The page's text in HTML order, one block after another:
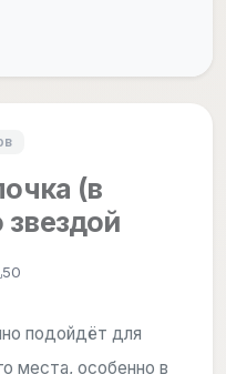
(в
50
подойдёт для
места, особенно в